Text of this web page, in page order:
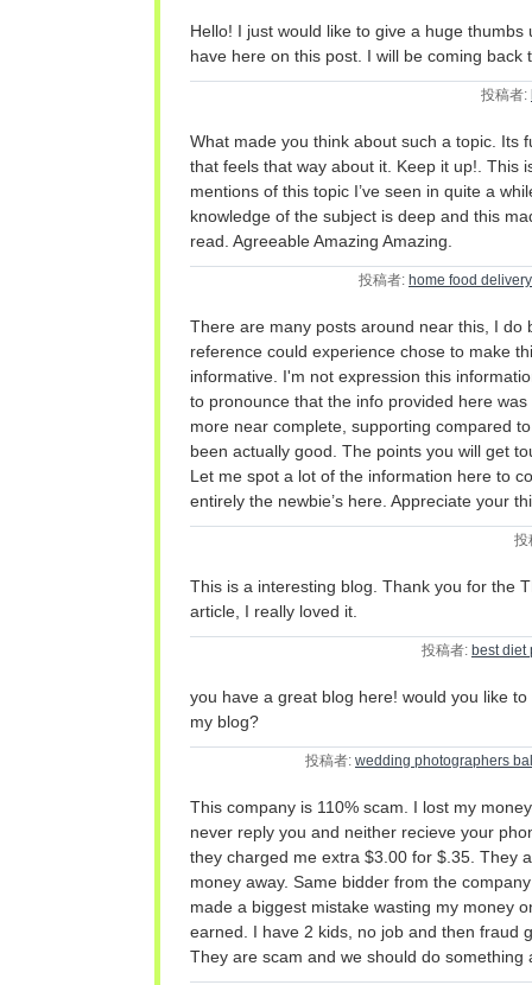
Hello! I just would like to give a huge
have here on this post. I will be coming back
投稿者:
What made you think about such a topic. Its
that feels that way about it. Keep it up!. This
mentions of this topic I’ve seen in quite a
knowledge of the subject is deep and this
read. Agreeable Amazing Amazing.
投稿者: home food
There are many posts around near this, I do
reference could experience chose to make
informative. I'm not expression this
to pronounce that the info provided here
more near complete, supporting compared
been actually good. The points you will get
Let me spot a lot of the information here to
entirely the newbie’s here. Appreciate your
投
This is a interesting blog. Thank you for the
article, I really loved it.
投稿者: best diet
you have a great blog here! would you like
my blog?
投稿者: wedding photographers
This company is 110% scam. I lost my
never reply you and neither recieve your
they charged me extra $3.00 for $.35. They
money away. Same bidder from the
made a biggest mistake wasting my money
earned. I have 2 kids, no job and then fraud
They are scam and we should do something